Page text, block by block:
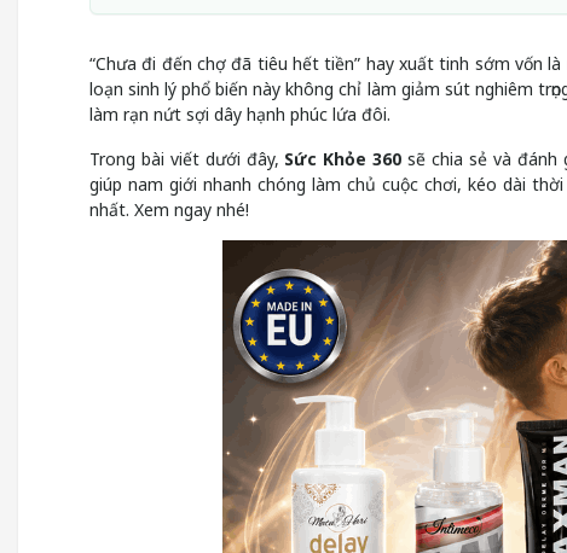
“Chưa đi đến chợ đã tiêu hết tiền” hay xuất tinh sớm vốn
loạn sinh lý phổ biến này không chỉ làm giảm sút nghiêm
làm rạn nứt sợi dây hạnh phúc lứa đôi.
Trong bài viết dưới đây, Sức Khỏe 360 sẽ chia sẻ và đánh
giúp nam giới nhanh chóng làm chủ cuộc chơi, kéo dài
nhất. Xem ngay nhé!